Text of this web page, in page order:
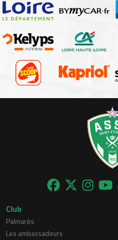
Club
Palmarès
Les ambassadeurs